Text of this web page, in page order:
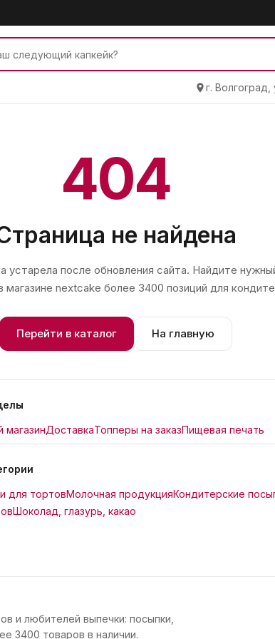
г.
404
не найдена
устарела после обновления сайта. Найдите
магазине nextcake более 3400 позиций для
Перейти в каталог На главную
магазинДоставкаТопперы на заказПищевая печать
для тортовМолочная продукцияКондитерские
Шоколад, глазурь, какао
и любителей выпечки: посыпки,
3400 товаров в наличии.